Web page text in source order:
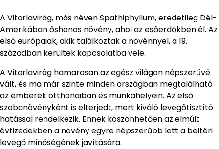
A Vitorlavirág, más néven Spathiphyllum, eredetileg Dél-
Amerikában őshonos növény, ahol az esőerdőkben él. Az
első európaiak, akik találkoztak a növénnyel, a 19.
században kerültek kapcsolatba vele.
A Vitorlavirág hamarosan az egész világon népszerűvé
vált, és ma már szinte minden országban megtalálható
az emberek otthonaiban és munkahelyein. Az első
szobanövényként is elterjedt, mert kiváló levegőtisztító
hatással rendelkezik. Ennek köszönhetően az elmúlt
évtizedekben a növény egyre népszerűbb lett a beltéri
levegő minőségének javítására.